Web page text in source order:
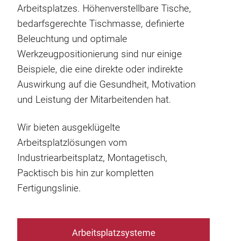
Arbeitsplatzes. Höhenverstellbare Tische,
bedarfsgerechte Tischmasse, definierte
Beleuchtung und optimale
Werkzeugpositionierung sind nur einige
Beispiele, die eine direkte oder indirekte
Auswirkung auf die Gesundheit, Motivation
und Leistung der Mitarbeitenden hat.
Wir bieten ausgeklügelte
Arbeitsplatzlösungen vom
Industriearbeitsplatz, Montagetisch,
Packtisch bis hin zur kompletten
Fertigungslinie.
Arbeitsplatzsysteme